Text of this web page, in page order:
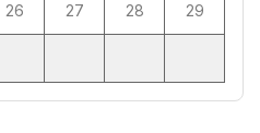
26 27 28 29